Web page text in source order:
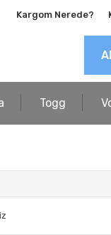
Kargom Nerede?
Togg